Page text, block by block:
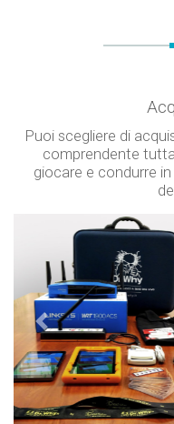
Puoi scegliere di
comprendente
giocare e condurre
Precendente